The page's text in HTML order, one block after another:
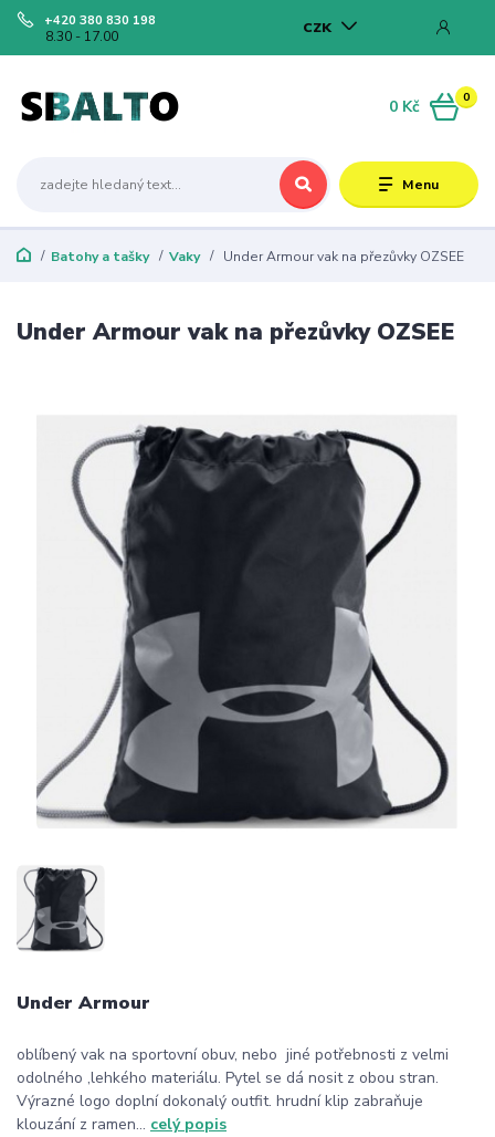
Menu
CZK
+420 380 830 198
8.30 - 17.00
0
0 Kč
Batohy a tašky Vaky Under Armour vak na přezůvky OZSEE
Under Armour vak na přezůvky OZSEE
Under Armour
oblíbený vak na sportovní obuv, nebo jiné potřebnosti z velmi
odolného ,lehkého materiálu. Pytel se dá nosit z obou stran.
Výrazné logo doplní dokonalý outfit. hrudní klip zabraňuje
klouzání z ramen... celý popis